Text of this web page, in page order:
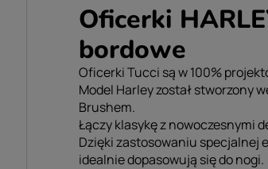
Oficerki
bordowe
Oficerki Tucci są w 100%
Model Harley został stworzony
Brushem.
Łączy klasykę z nowoczesnymi
Dzięki zastosowaniu specjalnej
idealnie dopasowują się do nogi.